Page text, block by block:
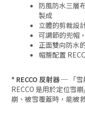
防風防水三層
製成
立體的剪裁設
可調節的兜帽
正面雙向防水
帽簷配置
* RECCO 反射器 ─ 「
RECCO 是用於定位雪
崩、被雪覆蓋時，能被